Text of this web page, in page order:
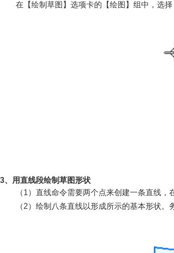
在【绘制草图】选项卡的【绘图】组中，选
3、用直线段绘制草图形状
（1）直线命令需要两个点来创建一条直线
（2）绘制八条直线以形成所示的基本形状